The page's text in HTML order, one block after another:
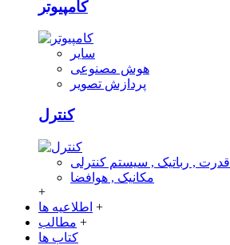
کامپیوتر
سایر
هوش مصنوعی
پردازش تصویر
کنترل
قدرت , رباتیک , سیستم کنترلی
مکانیک , هوافضا
+
اطلاعیه ها +
مطالب +
کتاب ها